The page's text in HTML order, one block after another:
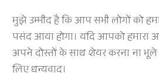
मुझे उम्मीद है कि आप सभी लोगों को
पसंद आया होगा। यदि आपको हमारा
अपने दोस्तों के साथ शेयर करना ना
लिए धन्यवाद।